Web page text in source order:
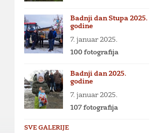
Badnji dan Stupa 2025.
godine
7. januar 2025.
100 fotografija
Badnji dan 2025.
godine
7. januar 2025.
107 fotografija
SVE GALERIJE